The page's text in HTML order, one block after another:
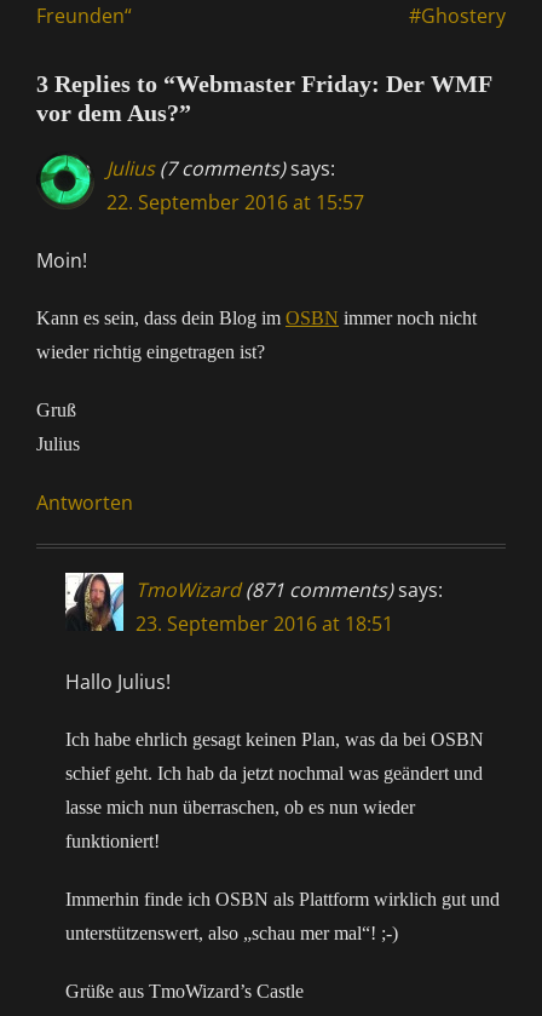
Freunden“ #Ghostery
3 Replies to “Webmaster Friday: Der WMF
vor dem Aus?”
Julius(7 comments)says:
22. September 2016 at 15:57
Moin!
Kann es sein, dass dein Blog im OSBN immer noch nicht
wieder richtig eingetragen ist?
Gruß
Julius
Antworten
TmoWizard(871 comments)says:
23. September 2016 at 18:51
Hallo Julius!
Ich habe ehrlich gesagt keinen Plan, was da bei OSBN
schief geht. Ich hab da jetzt nochmal was geändert und
lasse mich nun überraschen, ob es nun wieder
funktioniert!
Immerhin finde ich OSBN als Plattform wirklich gut und
unterstützenswert, also „schau mer mal“! ;-)
Grüße aus TmoWizard’s Castle